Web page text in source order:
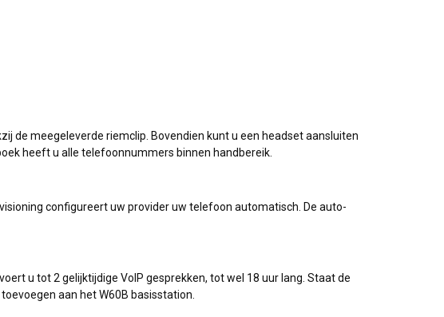
de meegeleverde riemclip. Bovendien kunt u een headset aansluiten
heeft u alle telefoonnummers binnen handbereik.
configureert uw provider uw telefoon automatisch. De auto-
u tot 2 gelijktijdige VoIP gesprekken, tot wel 18 uur lang. Staat de
aan het W60B basisstation.